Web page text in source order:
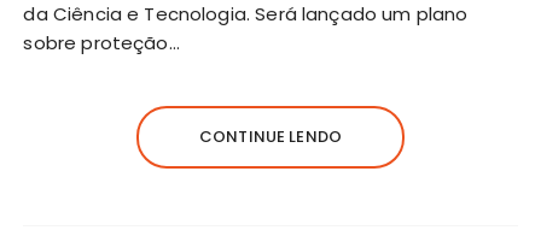
da Ciência e Tecnologia. Será lançado um plano
sobre proteção…
CONTINUE LENDO